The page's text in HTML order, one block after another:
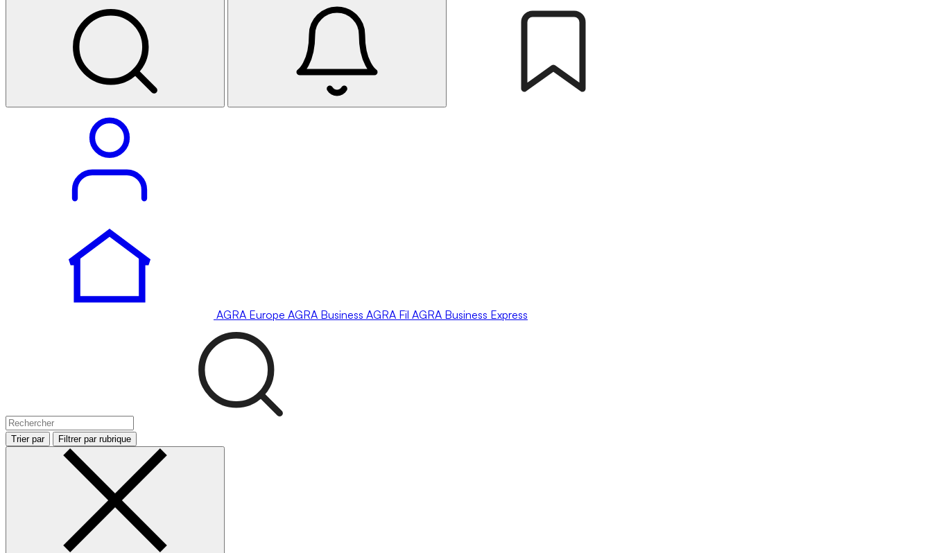
AGRA Europe AGRA Business AGRA Fil AGRA Business Express
Trier par Filtrer par rubrique